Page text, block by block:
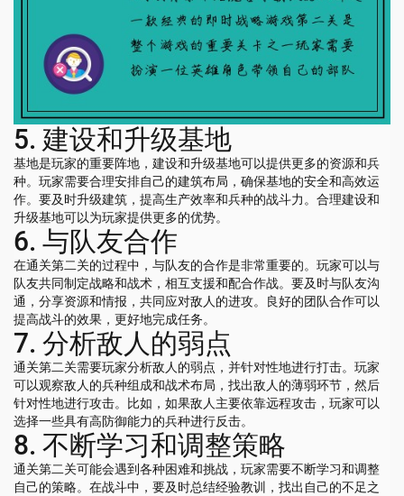
5. 建设和升级基地
基地是玩家的重要阵地，建设和升级基地可以提供更多的资源和兵
种。玩家需要合理安排自己的建筑布局，确保基地的安全和高效运
作。要及时升级建筑，提高生产效率和兵种的战斗力。合理建设和
升级基地可以为玩家提供更多的优势。
6. 与队友合作
在通关第二关的过程中，与队友的合作是非常重要的。玩家可以与
队友共同制定战略和战术，相互支援和配合作战。要及时与队友沟
通，分享资源和情报，共同应对敌人的进攻。良好的团队合作可以
提高战斗的效果，更好地完成任务。
7. 分析敌人的弱点
通关第二关需要玩家分析敌人的弱点，并针对性地进行打击。玩家
可以观察敌人的兵种组成和战术布局，找出敌人的薄弱环节，然后
针对性地进行攻击。比如，如果敌人主要依靠远程攻击，玩家可以
选择一些具有高防御能力的兵种进行反击。
8. 不断学习和调整策略
通关第二关可能会遇到各种困难和挑战，玩家需要不断学习和调整
自己的策略。在战斗中，要及时总结经验教训，找出自己的不足之